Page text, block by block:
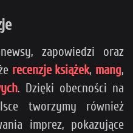
zapowiedzi oraz
recenzje książek, mang,
. Dzięki obecności na
tworzymy również
imprez, pokazujące